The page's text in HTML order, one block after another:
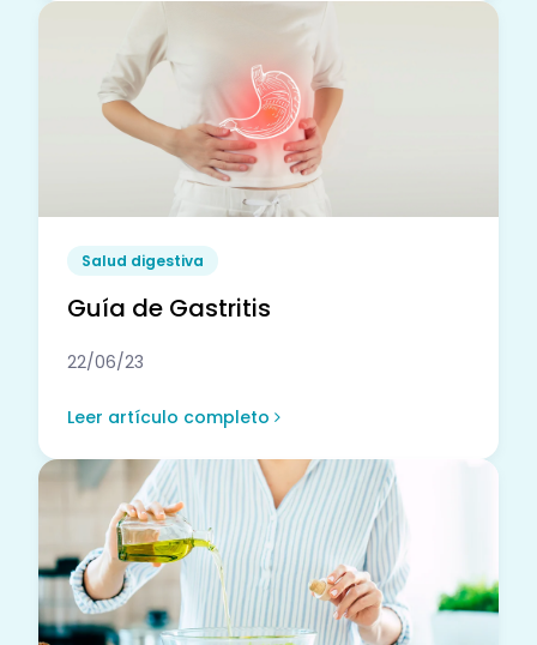
Salud digestiva
Guía de Gastritis
22/06/23
Leer artículo completo